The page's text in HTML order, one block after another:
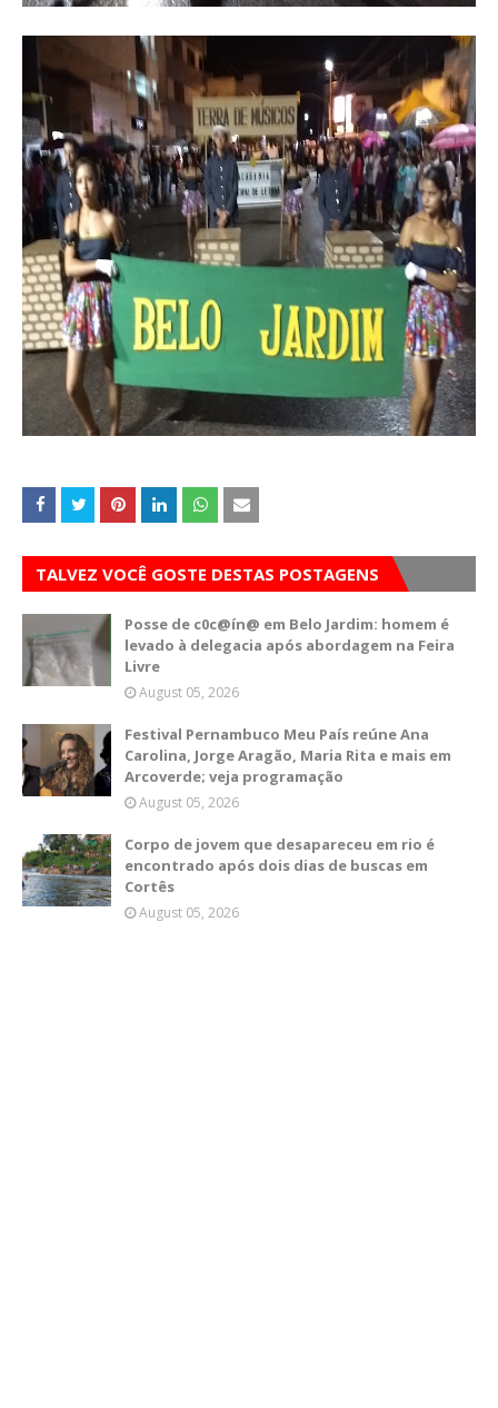
TALVEZ VOCÊ GOSTE DESTAS POSTAGENS
Posse de c0c@ín@ em Belo Jardim: homem é
levado à delegacia após abordagem na Feira
Livre
August 05, 2026
Festival Pernambuco Meu País reúne Ana
Carolina, Jorge Aragão, Maria Rita e mais em
Arcoverde; veja programação
August 05, 2026
Corpo de jovem que desapareceu em rio é
encontrado após dois dias de buscas em
Cortês
August 05, 2026